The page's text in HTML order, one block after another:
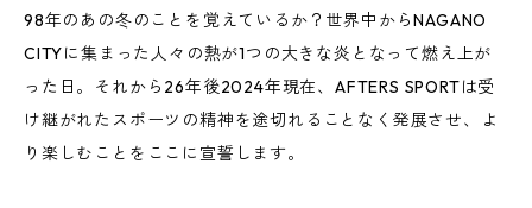
98年のあの冬のことを覚えているか？世界中からNAGANO
CITYに集まった人々の熱が1つの大きな炎となって燃え上が
った日。それから26年後2024年現在、AFTERS SPORTは受
け継がれたスポーツの精神を途切れることなく発展させ、よ
り楽しむことをここに宣誓します。